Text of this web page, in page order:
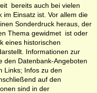
bereits auch bei vielen
im Einsatz ist. Vor allem die
Sonderdruck heraus, der
Thema gewidmet ist oder
eines historischen
Informationen zur
den Datenbank-Angeboten
Links; Infos zu den
auf den
sind in der